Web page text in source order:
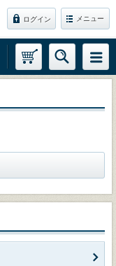
ログイン メニュー